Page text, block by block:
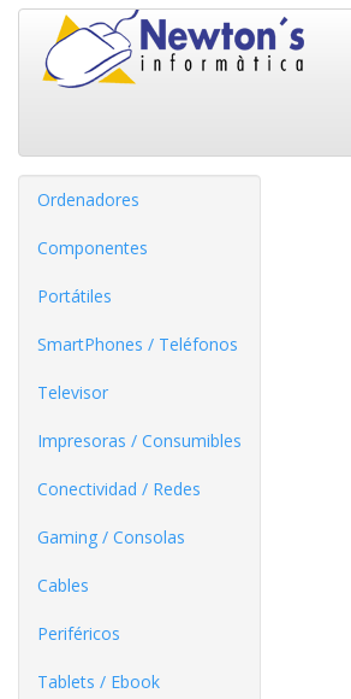
Ordenadores
Componentes
Portátiles
SmartPhones / Teléfonos
Televisor
Impresoras / Consumibles
Conectividad / Redes
Gaming / Consolas
Cables
Periféricos
Tablets / Ebook